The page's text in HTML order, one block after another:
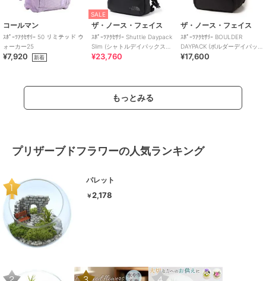
コールマン
ｽﾎﾟｰﾂｱｸｾｻﾘｰ 50 リミテッド ウ
ォーカー25
¥7,920 新着
SALE
ザ・ノース・フェイス
ｽﾎﾟｰﾂｱｸｾｻﾘｰ Shuttle Daypack
Slim (シャトルデイパックスリ
ム)
¥23,760
ザ・ノース・フェイス
ｽﾎﾟｰﾂｱｸｾｻﾘｰ BOULDER
DAYPACK (ボルダーデイパッ
ク)
¥17,600
もっとみる
プリザーブドフラワーの人気ランキング
パレット
￥2,178